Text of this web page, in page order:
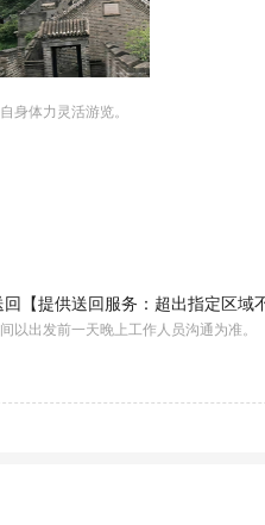
身体力灵活游览。
【提供送回服务：超出指定区域
以出发前一天晚上工作人员沟通为准。